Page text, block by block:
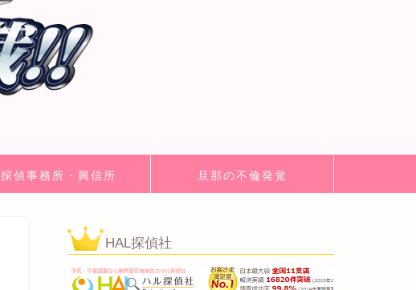
探偵事務所・興信所 旦那の不倫発覚
HAL探偵社